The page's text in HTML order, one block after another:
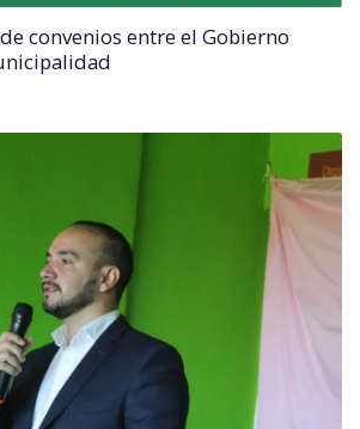
convenios entre el Gobierno